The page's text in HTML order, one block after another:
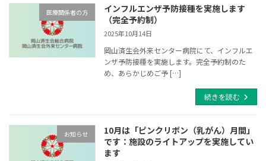
医療関係者の方
インフルエンザ予防接種を実施します
（完全予約制）
2025年10月14日
岡山済生会外来センター病院にて、インフルエ
ンザ予防接種を実施します。完全予約制のた
め、あらかじめご予 […]
続きを読む
お知らせ
10月は「ピンクリボン（乳がん）月間」
です：施設のライトアップを実施してい
ます